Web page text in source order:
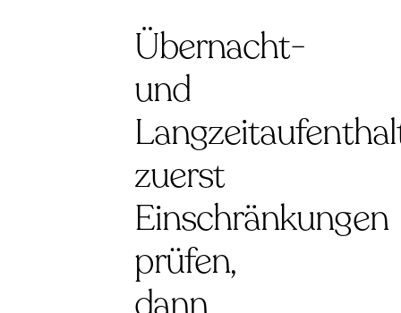
Übernacht-
und
zuerst
Einschränkungen
prüfen,